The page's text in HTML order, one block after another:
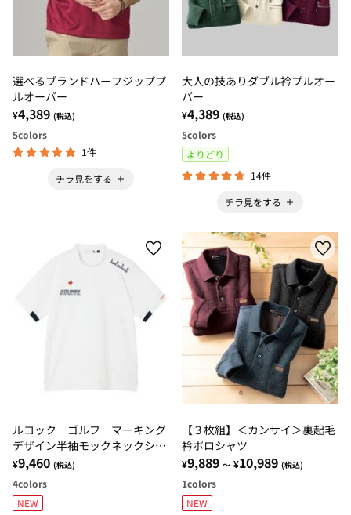
選べるブランドハーフジッププ
ルオーバー
¥4,389 (税込)
5colors
1件
チラ見をする
大人の技ありダブル衿プルオー
バー
¥4,389 (税込)
5colors
よりどり
14件
チラ見をする
ルコック ゴルフ マーキング
デザイン半袖モックネックシャ
ツ
¥9,460 (税込)
4colors
NEW
【３枚組】＜カンサイ＞裏起毛
衿ポロシャツ
¥9,889 ～ ¥10,989 (税込)
1colors
NEW